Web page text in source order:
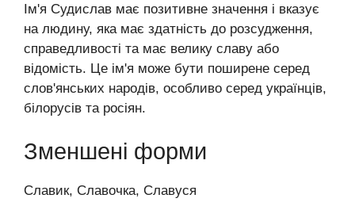
Ім'я Судислав має позитивне значення і вказує
на людину, яка має здатність до розсудження,
справедливості та має велику славу або
відомість. Це ім'я може бути поширене серед
слов'янських народів, особливо серед українців,
білорусів та росіян.
Зменшені форми
Славик, Славочка, Славуся